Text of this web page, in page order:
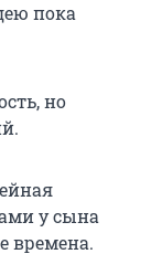
пока
но
у сына
времена.